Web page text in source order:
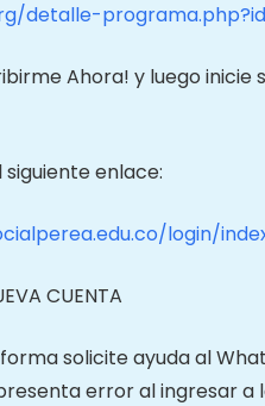
detalle-
Ahora! y luego inicie
siguiente enlace:
login/
CUENTA
solicite ayuda al
error al ingresar